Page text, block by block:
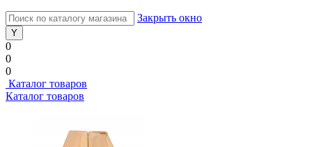
Закрыть окно
0
0
0
Каталог товаров
Каталог товаров